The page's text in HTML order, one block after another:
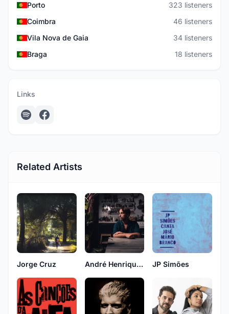
Porto
323 listeners
Coimbra
46 listeners
Vila Nova de Gaia
34 listeners
Braga
18 listeners
Links
Related Artists
Jorge Cruz André Henriques JP Simões